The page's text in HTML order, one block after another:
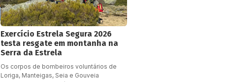
Exercício Estrela Segura 2026
testa resgate em montanha na
Serra da Estrela
Os corpos de bombeiros voluntários de
Loriga, Manteigas, Seia e Gouveia